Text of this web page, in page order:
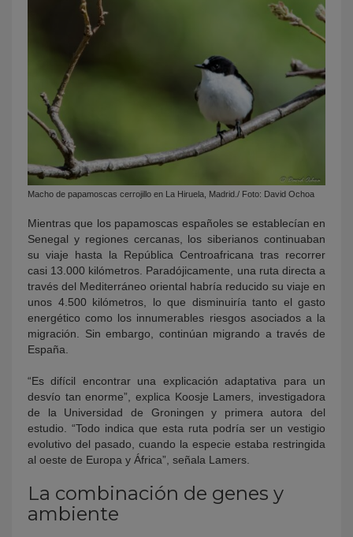
Macho de papamoscas cerrojillo en La Hiruela, Madrid./ Foto: David Ochoa
Mientras que los papamoscas españoles se establecían en
Senegal y regiones cercanas, los siberianos continuaban
su viaje hasta la República Centroafricana tras recorrer
casi 13.000 kilómetros. Paradójicamente, una ruta directa a
través del Mediterráneo oriental habría reducido su viaje en
unos 4.500 kilómetros, lo que disminuiría tanto el gasto
energético como los innumerables riesgos asociados a la
migración. Sin embargo, continúan migrando a través de
España.
“Es difícil encontrar una explicación adaptativa para un
desvío tan enorme”, explica Koosje Lamers, investigadora
de la Universidad de Groningen y primera autora del
estudio. “Todo indica que esta ruta podría ser un vestigio
evolutivo del pasado, cuando la especie estaba restringida
al oeste de Europa y África”, señala Lamers.
La combinación de genes y
ambiente